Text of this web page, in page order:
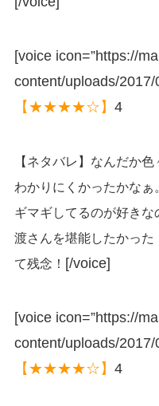
[voice icon=”https://
content/uploads/2017/
【★★★★☆】 4
【ネタバレ】なんだか
わかりにくかったかな
ギマギしてるのが好き
渡さんを堪能したかった
て残念！ [/voice]
[voice icon=”https://
content/uploads/2017/
【★★★★☆】 4